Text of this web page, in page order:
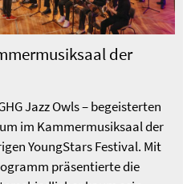
der
Jazz Owls – begeisterten
im Kammermusiksaal der
YoungStars Festival. Mit
präsentierte die